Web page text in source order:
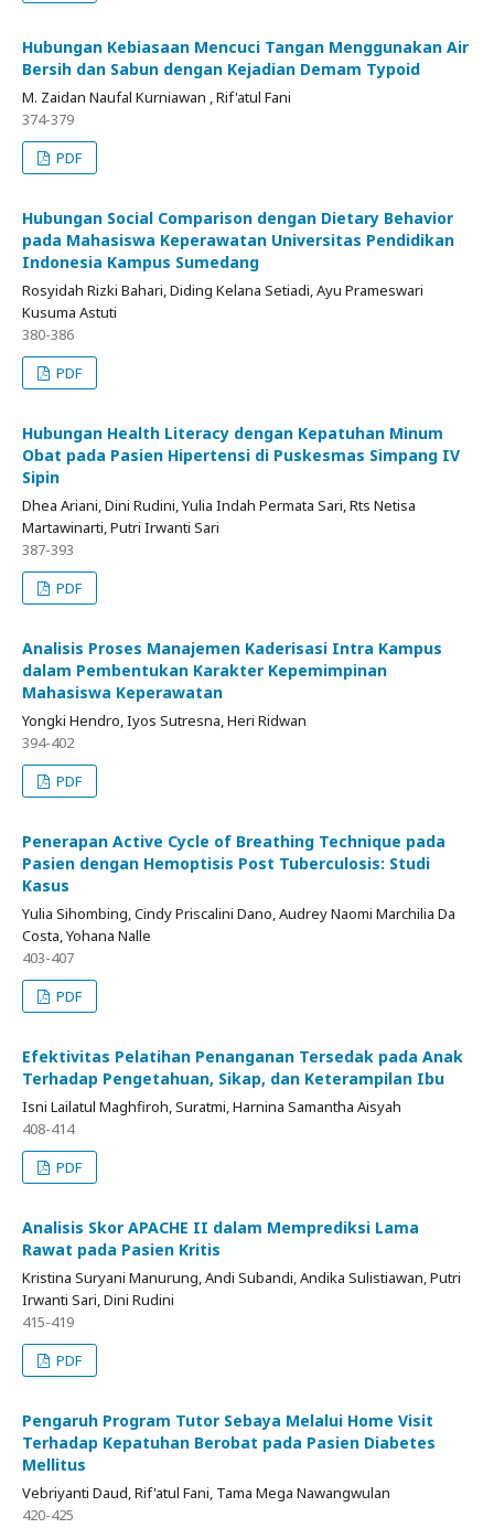
Hubungan Kebiasaan Mencuci Tangan Menggunakan Air
Bersih dan Sabun dengan Kejadian Demam Typoid
M. Zaidan Naufal Kurniawan , Rif'atul Fani
374-379
PDF
Hubungan Social Comparison dengan Dietary Behavior
pada Mahasiswa Keperawatan Universitas Pendidikan
Indonesia Kampus Sumedang
Rosyidah Rizki Bahari, Diding Kelana Setiadi, Ayu Prameswari
Kusuma Astuti
380-386
PDF
Hubungan Health Literacy dengan Kepatuhan Minum
Obat pada Pasien Hipertensi di Puskesmas Simpang IV
Sipin
Dhea Ariani, Dini Rudini, Yulia Indah Permata Sari, Rts Netisa
Martawinarti, Putri Irwanti Sari
387-393
PDF
Analisis Proses Manajemen Kaderisasi Intra Kampus
dalam Pembentukan Karakter Kepemimpinan
Mahasiswa Keperawatan
Yongki Hendro, Iyos Sutresna, Heri Ridwan
394-402
PDF
Penerapan Active Cycle of Breathing Technique pada
Pasien dengan Hemoptisis Post Tuberculosis: Studi
Kasus
Yulia Sihombing, Cindy Priscalini Dano, Audrey Naomi Marchilia Da
Costa, Yohana Nalle
403-407
PDF
Efektivitas Pelatihan Penanganan Tersedak pada Anak
Terhadap Pengetahuan, Sikap, dan Keterampilan Ibu
Isni Lailatul Maghfiroh, Suratmi, Harnina Samantha Aisyah
408-414
PDF
Analisis Skor APACHE II dalam Memprediksi Lama
Rawat pada Pasien Kritis
Kristina Suryani Manurung, Andi Subandi, Andika Sulistiawan, Putri
Irwanti Sari, Dini Rudini
415-419
PDF
Pengaruh Program Tutor Sebaya Melalui Home Visit
Terhadap Kepatuhan Berobat pada Pasien Diabetes
Mellitus
Vebriyanti Daud, Rif'atul Fani, Tama Mega Nawangwulan
420-425